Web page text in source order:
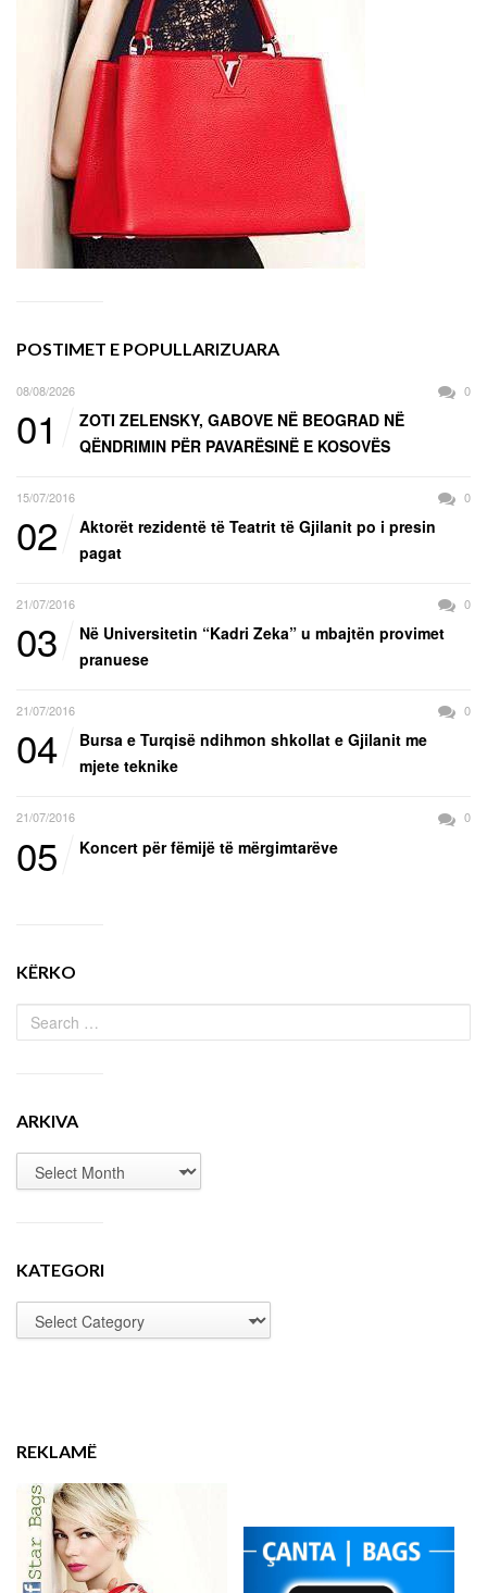
POSTIMET E POPULLARIZUARA
08/08/2026 0
01
ZOTI ZELENSKY, GABOVE NË BEOGRAD NË
QËNDRIMIN PËR PAVARËSINË E KOSOVËS
15/07/2016 0
02
Aktorët rezidentë të Teatrit të Gjilanit po i presin
pagat
21/07/2016 0
03
Në Universitetin “Kadri Zeka” u mbajtën provimet
pranuese
21/07/2016 0
04
Bursa e Turqisë ndihmon shkollat e Gjilanit me
mjete teknike
21/07/2016 0
05 Koncert për fëmijë të mërgimtarëve
KËRKO
ARKIVA
KATEGORI
REKLAMË